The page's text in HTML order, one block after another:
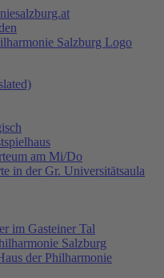
am Mi/Do
in der Gr. Universitätsaula
im Gasteiner Tal
Salzburg
der Philharmonie